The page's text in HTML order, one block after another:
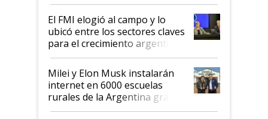
de Milei
El FMI elogió al campo y lo
ubicó entre los sectores claves
para el crecimiento argentino
Milei y Elon Musk instalarán
internet en 6000 escuelas
rurales de la Argentina gracias
a un acuerdo con Starlink